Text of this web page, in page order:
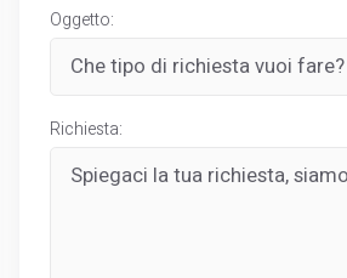
Oggetto:
Richiesta: